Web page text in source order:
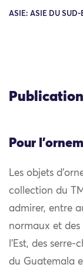
ASIE: ASIE DU
Pour
Les objets
collection du
admirer, entre
normaux et des
l’Est, des
du Guatemala